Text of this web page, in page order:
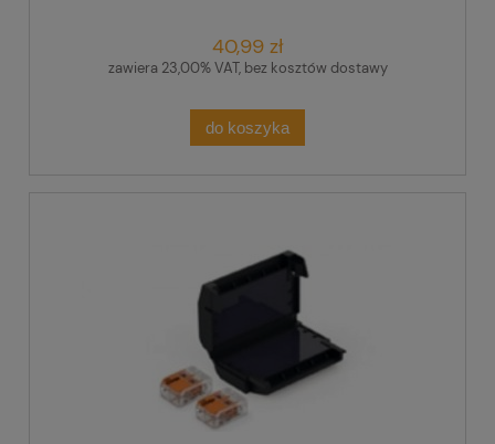
40,99 zł
zawiera 23,00% VAT, bez kosztów dostawy
do koszyka